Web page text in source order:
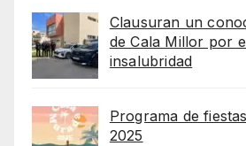
Clausuran un
de Cala Millor por
insalubridad
Programa de
2025